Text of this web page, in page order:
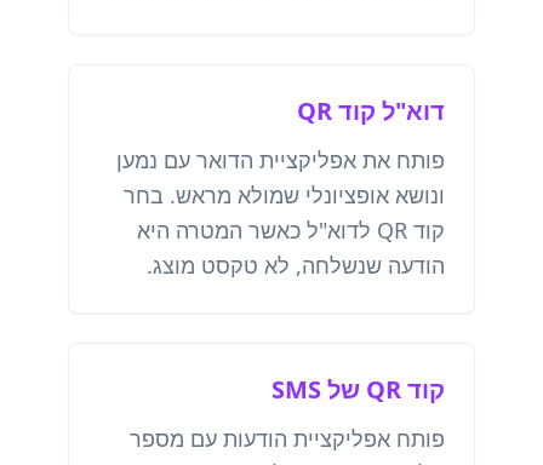
דוא"ל קוד QR
פותח את אפליקציית הדואר עם נמען
ונושא אופציונלי שמולא מראש. בחר
קוד QR לדוא"ל כאשר המטרה היא
הודעה שנשלחה, לא טקסט מוצג.
קוד QR של SMS
פותח אפליקציית הודעות עם מספר